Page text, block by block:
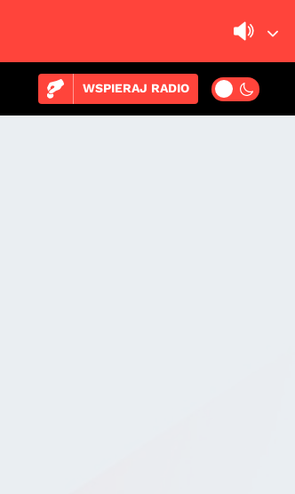
WSPIERAJ RADIO